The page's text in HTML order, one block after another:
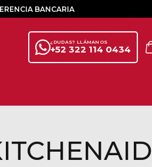
BANCARIA
+52 322 114 0434
¿DUDAS? LLÁMANOS